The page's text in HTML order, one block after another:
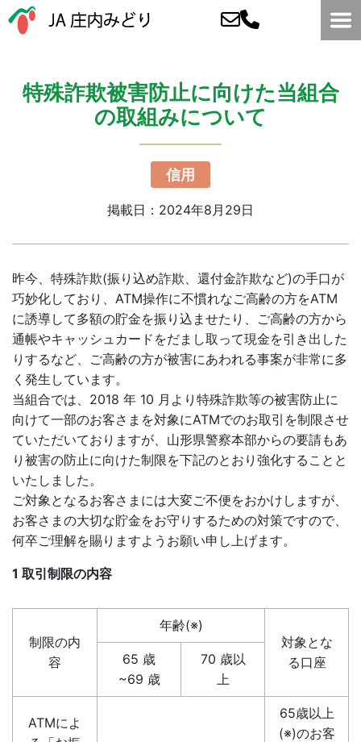
特殊詐欺被害防止に向けた当組合
の取組みについて
信用
掲載日：2024年8月29日
昨今、特殊詐欺(振り込め詐欺、還付金詐欺など)の手口が
巧妙化しており、ATM操作に不慣れなご高齢の方をATM
に誘導して多額の貯金を振り込ませたり、ご高齢の方から
通帳やキャッシュカードをだまし取って現金を引き出した
りするなど、ご高齢の方が被害にあわれる事案が非常に多
く発生しています。
当組合では、2018 年 10 月より特殊詐欺等の被害防止に
向けて一部のお客さまを対象にATMでのお取引を制限させ
ていただいておりますが、山形県警察本部からの要請もあ
り被害の防止に向けた制限を下記のとおり強化することと
いたしました。
ご対象となるお客さまには大変ご不便をおかけしますが、
お客さまの大切な貯金をお守りするための対策ですので、
何卒ご理解を賜りますようお願い申し上げます。
1 取引制限の内容
制限の内
容
年齢(※)
対象とな
る口座
65 歳
~69 歳
70 歳以
上
ATMによ
65歳以上
(※)のお客